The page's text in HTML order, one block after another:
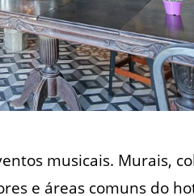
musicais. Murais,
e áreas comuns do